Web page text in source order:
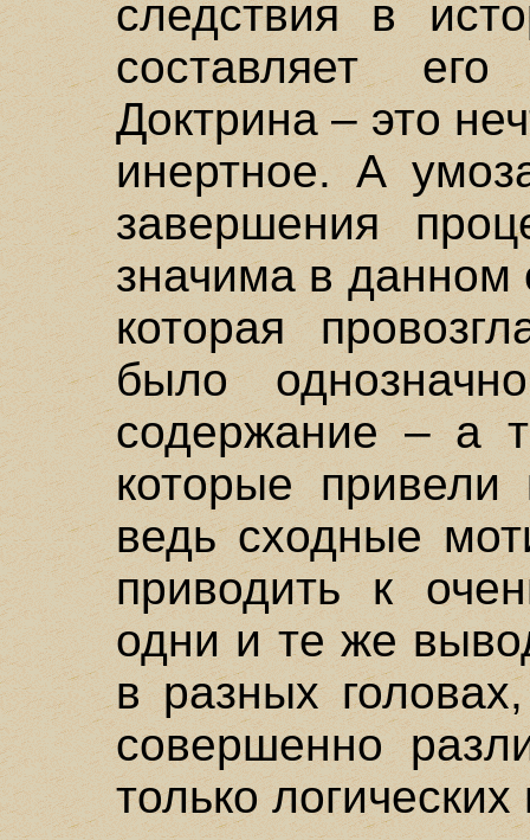
следствия в
составляет
Доктрина – это
инертное. А
завершения
значима в данном
которая
было
содержание – а
которые
ведь сходные
приводить к
одни и те же
в разных
совершенно
только